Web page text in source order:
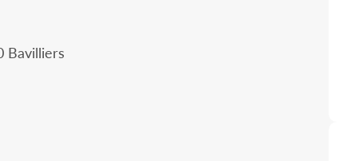
Bavilliers